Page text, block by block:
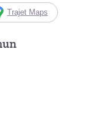
Trajet Maps